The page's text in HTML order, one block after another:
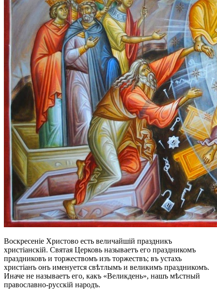
Воскресеніе Христово есть величайшій праздникъ
христіанскій. Святая Церковь называетъ его праздникомъ
праздниковъ и торжествомъ изъ торжествъ; въ устахъ
христіанъ онъ именуется свѣтлымъ и великимъ праздникомъ.
Иначе не называетъ его, какъ «Великдень», нашъ мѣстный
православно-русскій народъ.